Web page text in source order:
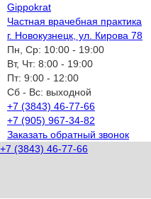
Gippokrat
Частная врачебная практика
г. Новокузнецк, ул. Кирова 78
Пн, Ср: 10:00 - 19:00
Вт, Чт: 8:00 - 19:00
Пт: 9:00 - 12:00
Cб - Вс: выходной
+7 (3843) 46-77-66
+7 (905) 967-34-82
Заказать обратный звонок
+7 (3843) 46-77-66